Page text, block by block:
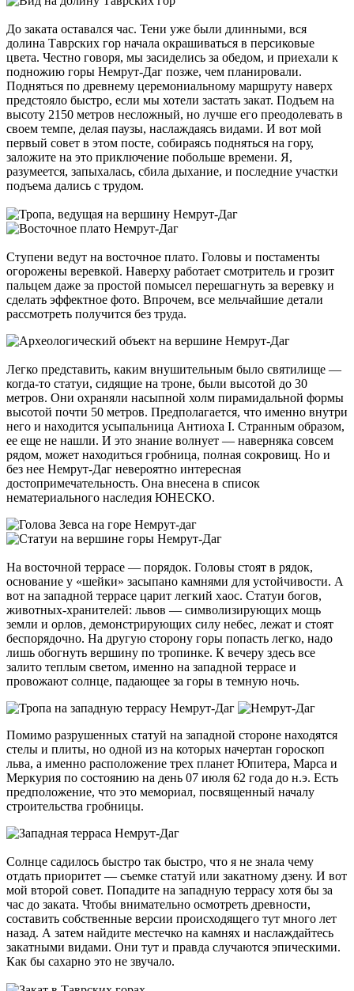
До заката оставался час. Тени уже были длинными, вся
долина Таврских гор начала окрашиваться в персиковые
цвета. Честно говоря, мы засиделись за обедом, и приехали к
подножию горы Немрут-Даг позже, чем планировали.
Подняться по древнему церемониальному маршруту наверх
предстояло быстро, если мы хотели застать закат. Подъем на
высоту 2150 метров несложный, но лучше его преодолевать в
своем темпе, делая паузы, наслаждаясь видами. И вот мой
первый совет в этом посте, собираясь подняться на гору,
заложите на это приключение побольше времени. Я,
разумеется, запыхалась, сбила дыхание, и последние участки
подъема дались с трудом.
Ступени ведут на восточное плато. Головы и постаменты
огорожены веревкой. Наверху работает смотритель и грозит
пальцем даже за простой помысел перешагнуть за веревку и
сделать эффектное фото. Впрочем, все мельчайшие детали
рассмотреть получится без труда.
Легко представить, каким внушительным было святилище —
когда-то статуи, сидящие на троне, были высотой до 30
метров. Они охраняли насыпной холм пирамидальной формы
высотой почти 50 метров. Предполагается, что именно внутри
него и находится усыпальница Антиоха I. Странным образом,
ее еще не нашли. И это знание волнует — наверняка совсем
рядом, может находиться гробница, полная сокровищ. Но и
без нее Немрут-Даг невероятно интересная
достопримечательность. Она внесена в список
нематериального наследия ЮНЕСКО.
На восточной террасе — порядок. Головы стоят в рядок,
основание у «шейки» засыпано камнями для устойчивости. А
вот на западной террасе царит легкий хаос. Статуи богов,
животных-хранителей: львов — символизирующих мощь
земли и орлов, демонстрирующих силу небес, лежат и стоят
беспорядочно. На другую сторону горы попасть легко, надо
лишь обогнуть вершину по тропинке. К вечеру здесь все
залито теплым светом, именно на западной террасе и
провожают солнце, падающее за горы в темную ночь.
Помимо разрушенных статуй на западной стороне находятся
стелы и плиты, но одной из на которых начертан гороскоп
льва, а именно расположение трех планет Юпитера, Марса и
Меркурия по состоянию на день 07 июля 62 года до н.э. Есть
предположение, что это мемориал, посвященный началу
строительства гробницы.
Солнце садилось быстро так быстро, что я не знала чему
отдать приоритет — съемке статуй или закатному дзену. И вот
мой второй совет. Попадите на западную террасу хотя бы за
час до заката. Чтобы внимательно осмотреть древности,
составить собственные версии происходящего тут много лет
назад. А затем найдите местечко на камнях и наслаждайтесь
закатными видами. Они тут и правда случаются эпическими.
Как бы сахарно это не звучало.